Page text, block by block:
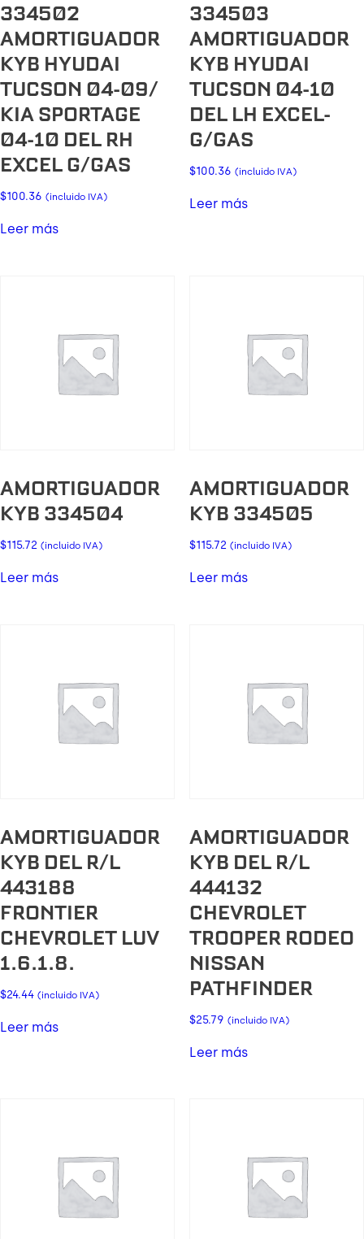
334502
AMORTIGUADOR
KYB HYUDAI
TUCSON 04-09/
KIA SPORTAGE
04-10 DEL RH
EXCEL G/GAS
$100.36 (incluido IVA)
Leer más
334503
AMORTIGUADOR
KYB HYUDAI
TUCSON 04-10
DEL LH EXCEL-
G/GAS
$100.36 (incluido IVA)
Leer más
AMORTIGUADOR
KYB 334504
$115.72 (incluido IVA)
Leer más
AMORTIGUADOR
KYB 334505
$115.72 (incluido IVA)
Leer más
AMORTIGUADOR
KYB DEL R/L
443188
FRONTIER
CHEVROLET LUV
1.6.1.8.
$24.44 (incluido IVA)
Leer más
AMORTIGUADOR
KYB DEL R/L
444132
CHEVROLET
TROOPER RODEO
NISSAN
PATHFINDER
$25.79 (incluido IVA)
Leer más